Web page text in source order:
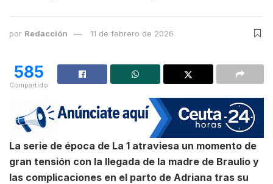
por Redacción 11 de febrero de 2026
585
Compartido
La serie de época de La 1 atraviesa un momento de
gran tensión con la llegada de la madre de Braulio y
las complicaciones en el parto de Adriana tras su